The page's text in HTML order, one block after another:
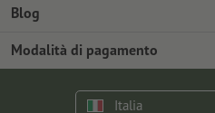
Tutela ambientale
Modalità di pagamento
Spedizione
Programma Premium
Blog
Tutorial Photoshop
Modalità di pagamento
Italia